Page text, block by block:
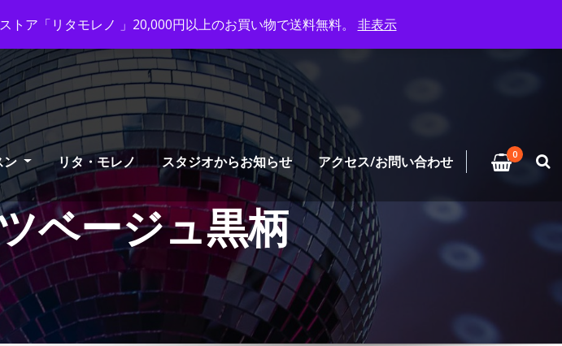
0170
ン リタ・モレノ スタジオからお知らせ アクセス/お問い合わせ 0
ベージュ黒柄
ア「リタモレノ 」20,000円以上のお買い物で送料無料。 非表示